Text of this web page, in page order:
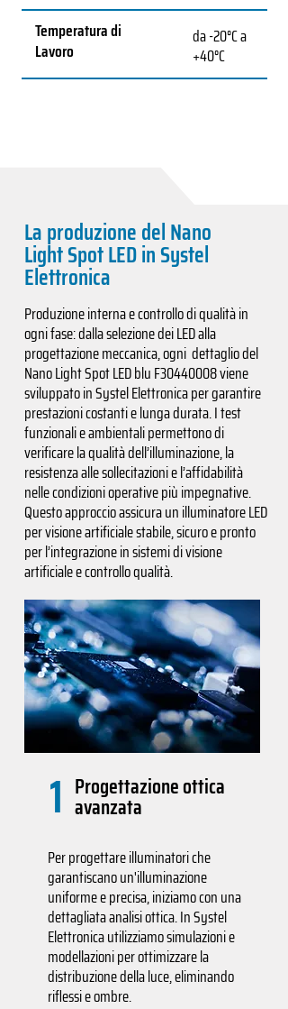
Temperatura di
Lavoro
da -20°C a
+40°C
La produzione del Nano
Light Spot LED in Systel
Elettronica
Produzione interna e controllo di qualità in
ogni fase: dalla selezione dei LED alla
progettazione meccanica, ogni dettaglio del
Nano Light Spot LED blu F30440008 viene
sviluppato in Systel Elettronica per garantire
prestazioni costanti e lunga durata. I test
funzionali e ambientali permettono di
verificare la qualità dell’illuminazione, la
resistenza alle sollecitazioni e l’affidabilità
nelle condizioni operative più impegnative.
Questo approccio assicura un illuminatore LED
per visione artificiale stabile, sicuro e pronto
per l’integrazione in sistemi di visione
artificiale e controllo qualità.
1 Progettazione ottica
avanzata
Per progettare illuminatori che
garantiscano un'illuminazione
uniforme e precisa, iniziamo con una
dettagliata analisi ottica. In Systel
Elettronica utilizziamo simulazioni e
modellazioni per ottimizzare la
distribuzione della luce, eliminando
riflessi e ombre.